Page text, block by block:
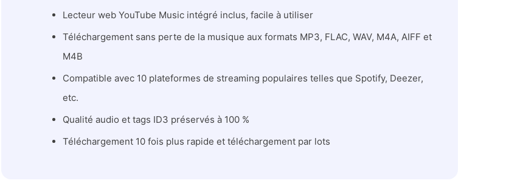
Lecteur web YouTube Music intégré inclus, facile à utiliser
Téléchargement sans perte de la musique aux formats MP3, FLAC, WAV, M4A, AIFF et
M4B
Compatible avec 10 plateformes de streaming populaires telles que Spotify, Deezer,
etc.
Qualité audio et tags ID3 préservés à 100 %
Téléchargement 10 fois plus rapide et téléchargement par lots